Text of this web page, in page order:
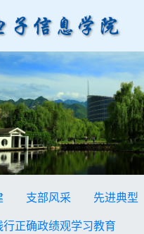
支部风采
先进典型
行正确政绩观学习教育